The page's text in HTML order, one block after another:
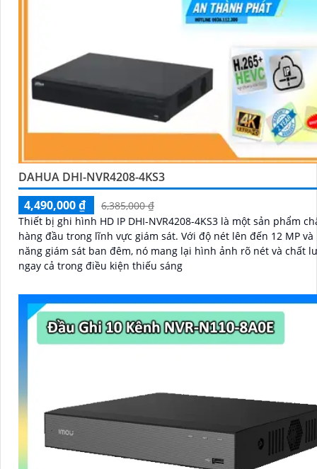
DAHUA DHI-NVR4208-4KS3
4,490,000 ₫
6,385,000 ₫
Thiết bị ghi hình HD IP DHI-NVR4208-4KS3 là một sản phẩm
hàng đầu trong lĩnh vực giám sát. Với độ nét lên đến 12 MP và khả
năng giám sát ban đêm, nó mang lại hình ảnh rõ nét và chất
ngay cả trong điều kiện thiếu sáng